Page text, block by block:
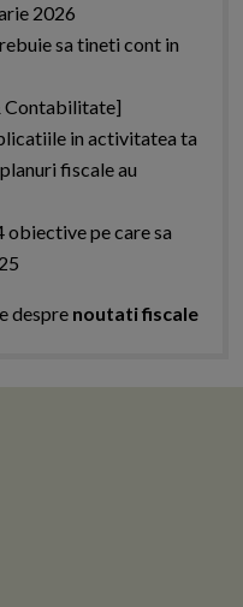
2026
sa tineti cont in
Contabilitate]
in activitatea ta
fiscale au
pe care sa
despre noutati fiscale